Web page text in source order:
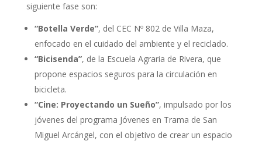
siguiente fase son:
“Botella Verde”, del CEC Nº 802 de Villa Maza,
enfocado en el cuidado del ambiente y el reciclado.
“Bicisenda”, de la Escuela Agraria de Rivera, que
propone espacios seguros para la circulación en
bicicleta.
“Cine: Proyectando un Sueño”, impulsado por los
jóvenes del programa Jóvenes en Trama de San
Miguel Arcángel, con el objetivo de crear un espacio